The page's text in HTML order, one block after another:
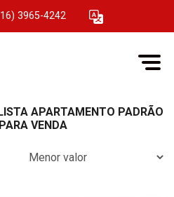
3965-4242
APARTAMENTO PADRÃO
VENDA